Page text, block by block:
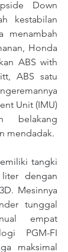
Down
kestabilan
menambah
Honda
ABS with
ABS satu
Unit (IMU)
belakang
mendadak​​.
tangki
dengan
Mesinnya
tunggal
empat
maksimal